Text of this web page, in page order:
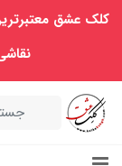
کلک عشق